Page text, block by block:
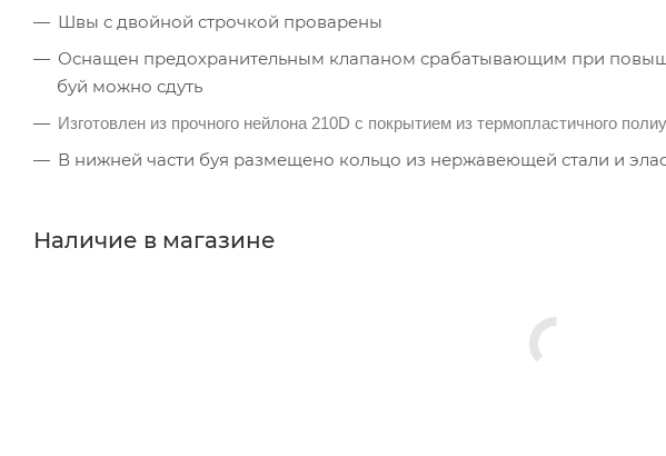
Швы с двойной строчкой проварены
Оснащен предохранительным клапаном срабатывающим при
буй можно сдуть
Изготовлен из прочного нейлона 210D с покрытием из термопластичного
В нижней части буя размещено кольцо из нержавеющей стали и
Наличие в магазине